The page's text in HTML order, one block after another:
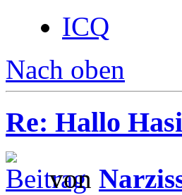
ICQ
Nach oben
Re: Hallo Hasi
von